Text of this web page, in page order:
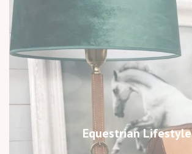
Equestrian Lifestyle